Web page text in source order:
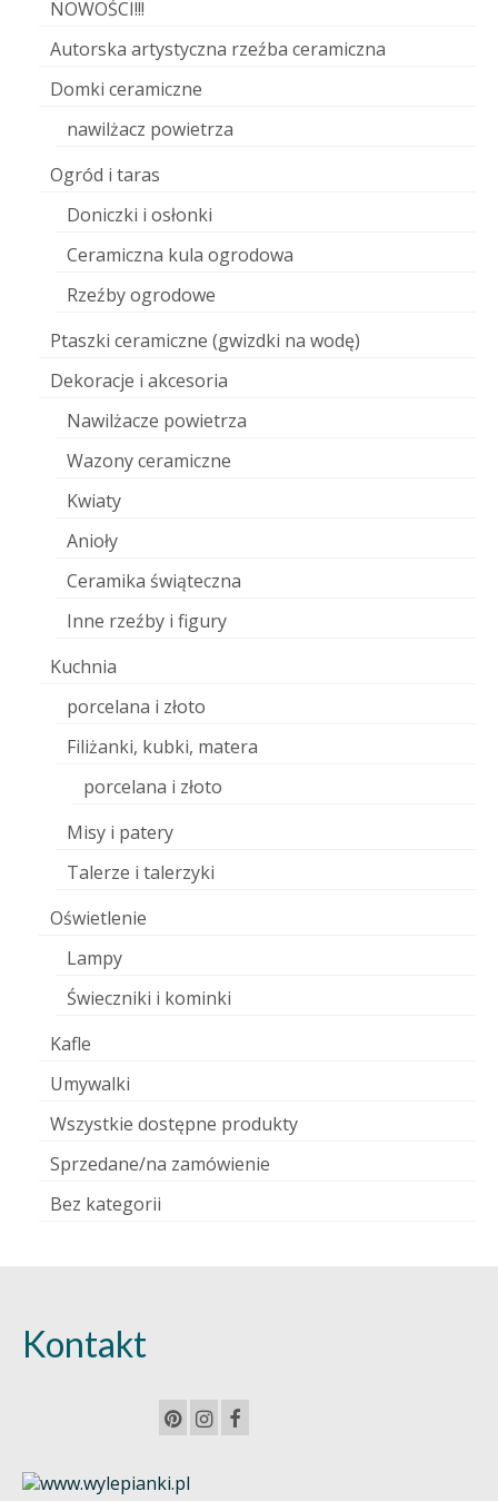
NOWOŚCI!!!
Autorska artystyczna rzeźba ceramiczna
Domki ceramiczne
nawilżacz powietrza
Ogród i taras
Doniczki i osłonki
Ceramiczna kula ogrodowa
Rzeźby ogrodowe
Ptaszki ceramiczne (gwizdki na wodę)
Dekoracje i akcesoria
Nawilżacze powietrza
Wazony ceramiczne
Kwiaty
Anioły
Ceramika świąteczna
Inne rzeźby i figury
Kuchnia
porcelana i złoto
Filiżanki, kubki, matera
porcelana i złoto
Misy i patery
Talerze i talerzyki
Oświetlenie
Lampy
Świeczniki i kominki
Kafle
Umywalki
Wszystkie dostępne produkty
Sprzedane/na zamówienie
Bez kategorii
Kontakt